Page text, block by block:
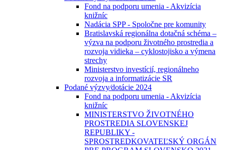
Fond na podporu umenia - Akvizícia
knižníc
Nadácia SPP - Spoločne pre komunity
Bratislavská regionálna dotačná schéma –
výzva na podporu životného prostredia a
rozvoja vidieka – cyklostojisko a výmena
strechy
Ministerstvo investícií, regionálneho
rozvoja a informatizácie SR
Podané výzvy⁄dotácie 2024
Fond na podporu umenia - Akvizícia
knižníc
MINISTERSTVO ŽIVOTNÉHO
PROSTREDIA SLOVENSKEJ
REPUBLIKY -
SPROSTREDKOVATEĽSKÝ ORGÁN